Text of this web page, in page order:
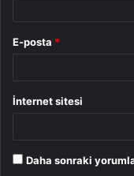
E-posta *
İnternet sitesi
Daha sonraki